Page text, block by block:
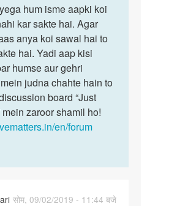
hum isme aapki koi
kar sakte hai. Agar
anya koi sawal hai to
hai. Yadi aap kisi
humse aur gehri
judna chahte hain to
board “Just
mein zaroor shamil ho!
en/forum
सोम, 09/02/2019 - 11:44 बजे